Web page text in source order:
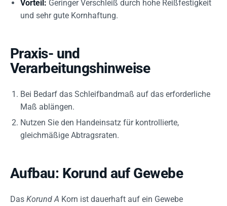
Vorteil: Geringer Verschleiß durch hohe Reißfestigkeit
und sehr gute Kornhaftung.
Praxis- und
Verarbeitungshinweise
Bei Bedarf das Schleifbandmaß auf das erforderliche
Maß ablängen.
Nutzen Sie den Handeinsatz für kontrollierte,
gleichmäßige Abtragsraten.
Aufbau: Korund auf Gewebe
Das Korund A Korn ist dauerhaft auf ein Gewebe